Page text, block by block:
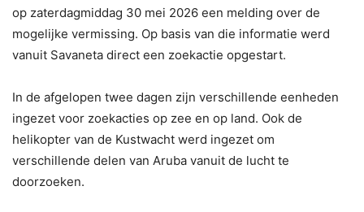
op zaterdagmiddag 30 mei 2026 een melding over de
mogelijke vermissing. Op basis van die informatie werd
vanuit Savaneta direct een zoekactie opgestart.
In de afgelopen twee dagen zijn verschillende eenheden
ingezet voor zoekacties op zee en op land. Ook de
helikopter van de Kustwacht werd ingezet om
verschillende delen van Aruba vanuit de lucht te
doorzoeken.